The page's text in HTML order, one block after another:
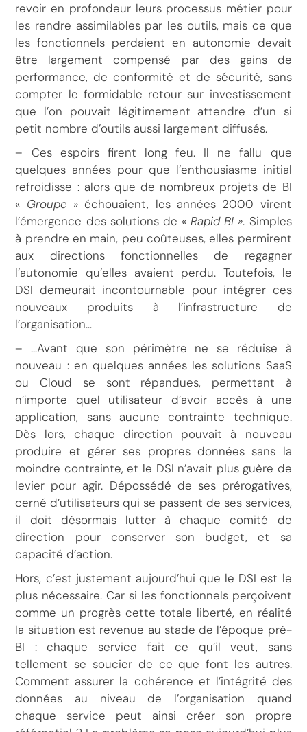
revoir en profondeur leurs processus métier pour
les rendre assimilables par les outils, mais ce que
les fonctionnels perdaient en autonomie devait
être largement compensé par des gains de
performance, de conformité et de sécurité, sans
compter le formidable retour sur investissement
que l’on pouvait légitimement attendre d’un si
petit nombre d’outils aussi largement diffusés.
– Ces espoirs firent long feu. Il ne fallu que
quelques années pour que l’enthousiasme initial
refroidisse : alors que de nombreux projets de BI
« Groupe » échouaient, les années 2000 virent
l’émergence des solutions de « Rapid BI ». Simples
à prendre en main, peu coûteuses, elles permirent
aux directions fonctionnelles de regagner
l’autonomie qu’elles avaient perdu. Toutefois, le
DSI demeurait incontournable pour intégrer ces
nouveaux produits à l’infrastructure de
l’organisation…
– …Avant que son périmètre ne se réduise à
nouveau : en quelques années les solutions SaaS
ou Cloud se sont répandues, permettant à
n’importe quel utilisateur d’avoir accès à une
application, sans aucune contrainte technique.
Dès lors, chaque direction pouvait à nouveau
produire et gérer ses propres données sans la
moindre contrainte, et le DSI n’avait plus guère de
levier pour agir. Dépossédé de ses prérogatives,
cerné d’utilisateurs qui se passent de ses services,
il doit désormais lutter à chaque comité de
direction pour conserver son budget, et sa
capacité d’action.
Hors, c’est justement aujourd’hui que le DSI est le
plus nécessaire. Car si les fonctionnels perçoivent
comme un progrès cette totale liberté, en réalité
la situation est revenue au stade de l’époque pré-
BI : chaque service fait ce qu’il veut, sans
tellement se soucier de ce que font les autres.
Comment assurer la cohérence et l’intégrité des
données au niveau de l’organisation quand
chaque service peut ainsi créer son propre